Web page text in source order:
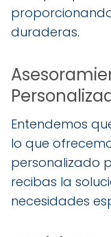
duraderas.
Entendemos
lo que
personalizado
recibas la
necesidades